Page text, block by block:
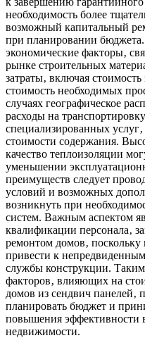
необходимость более
возможный капитальный
при планировании
экономические факторы‚
рынке строительных
затраты‚ включая
стоимость необходимых
случаях географическое
расходы на
специализированных
стоимости содержания.
качество теплоизоляции
уменьшении
преимуществ следует
условий и возможных
возникнуть при
систем. Важным аспектом
квалификации персонала‚
ремонтом домов‚ поскольку
привести к
службы конструкции.
факторов‚ влияющих на
домов из сендвич панелей‚
планировать бюджет и
повышения эффективности
недвижимости.